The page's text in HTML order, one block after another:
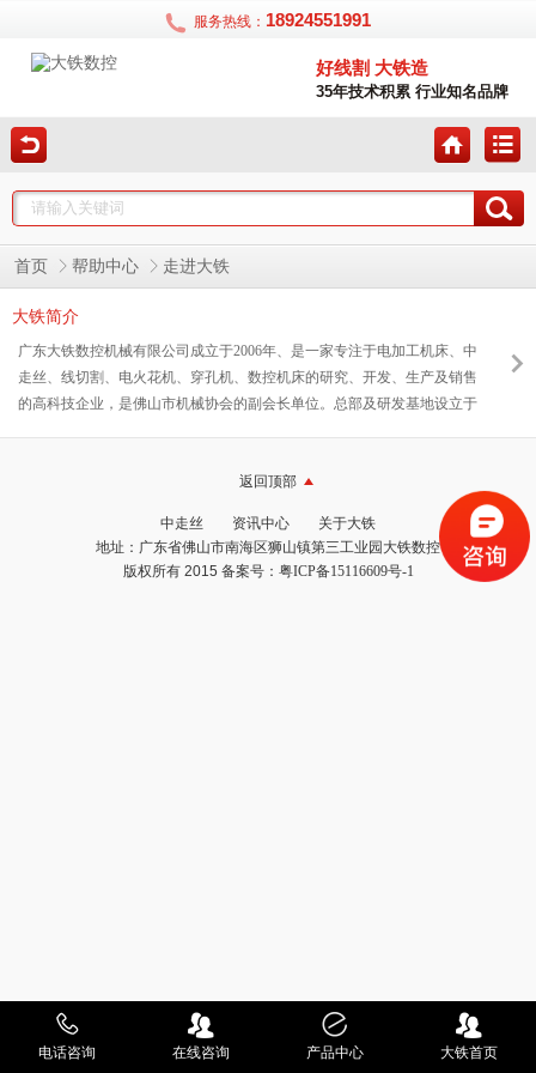
服务热线： 18924551991
好线割 大铁造
35年技术积累 行业知名品牌
首页 帮助中心 走进大铁
大铁简介
广东大铁数控机械有限公司成立于2006年、是一家专注于电加工机床、中
走丝、线切割、电火花机、穿孔机、数控机床的研究、开发、生产及销售
的高科技企业，是佛山市机械协会的副会长单位。总部及研发基地设立于
利、6项创新专利及其它相关专利核心技术共16项、是国内立项攻关特种
返回顶部
中走丝 资讯中心
关于大铁
地址：广东省佛山市南海区狮山镇第三工业园大铁数控
版权所有 2015 备案号： 粤ICP备15116609号-1
电话咨询 在线咨询 产品中心 大铁首页